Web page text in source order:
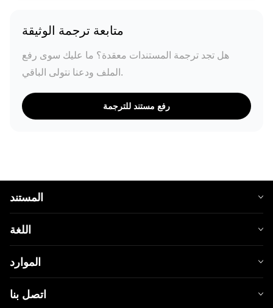
متابعة ترجمة الوثيقة
هل تجد ترجمة المستندات معقدة؟ ما عليك سوى رفع
الملف ودعنا نتولى الباقي.
رفع مستند للترجمة
المستند
اللغة
الموارد
اتصل بنا